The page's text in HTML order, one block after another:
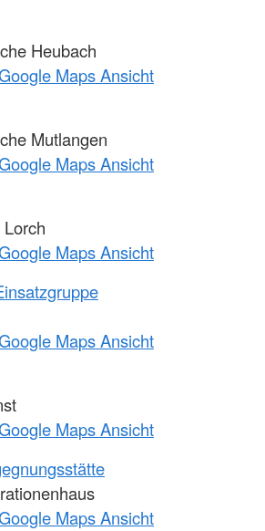
Heubach
Maps Ansicht
Mutlangen
Maps Ansicht
Maps Ansicht
Maps Ansicht
Maps Ansicht
Maps Ansicht